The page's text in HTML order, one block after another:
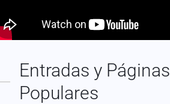
Entradas y Páginas
Populares